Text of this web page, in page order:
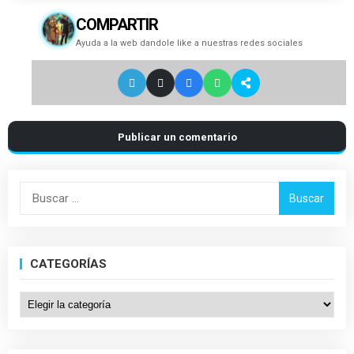
COMPARTIR
Ayuda a la web dandole like a nuestras redes sociales
Publicar un comentario
Buscar:
CATEGORÍAS
Categorías